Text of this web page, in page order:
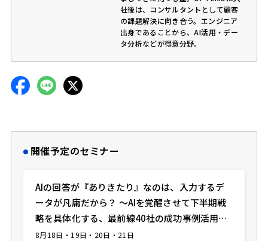
社後は、コンサルタントとして顧客
の課題解決に向き合う。エンジニア
出身であることから、AI活用・デー
タ分析などが得意分野。
開催予定のセミナー
AIの回答が『ありきたり』なのは、入力するデ
ータが凡庸だから？ 〜AIを覚醒させて下半期戦
略を具体化する、最前線40社の成功事例活用
術〜
8月18日・19日・20日・21日